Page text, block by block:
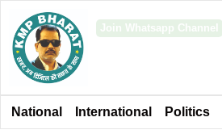
Join Whatsapp Channel
National International Politics